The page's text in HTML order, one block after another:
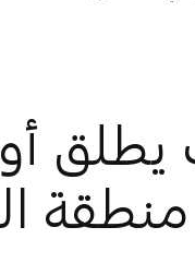
يطلق